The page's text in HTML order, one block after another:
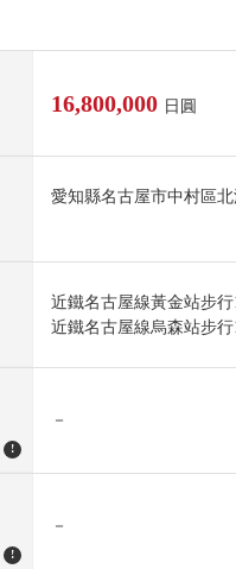
16,800,000 日圓
愛知縣名古屋市中村區北
近鐵名古屋線黃金站步行
近鐵名古屋線烏森站步行
!
－
!
－